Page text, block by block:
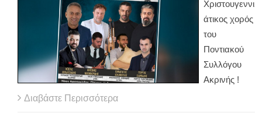
Χριστουγεννι
άτικος χορός
του
Ποντιακού
Συλλόγου
Ακρινής !
Διαβάστε Περισσότερα